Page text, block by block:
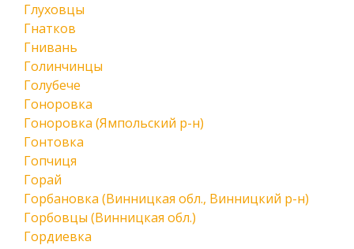
Глуховцы
Гнатков
Гнивань
Голинчинцы
Голубече
Гоноровка
Гоноровка (Ямпольский р-н)
Гонтовка
Гопчиця
Горай
Горбановка (Винницкая обл., Винницкий р-н)
Горбовцы (Винницкая обл.)
Гордиевка